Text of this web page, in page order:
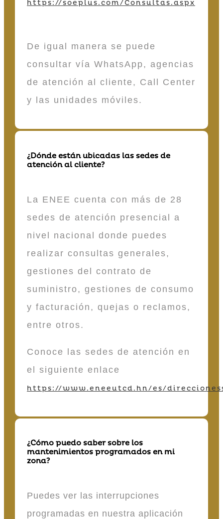
https://soeplus.com/Consultas.aspx
De igual manera se puede
consultar vía WhatsApp, agencias
de atención al cliente, Call Center
y las unidades móviles.
¿Dónde están ubicadas las sedes de
atención al cliente?
La ENEE cuenta con más de 28
sedes de atención presencial a
nivel nacional donde puedes
realizar consultas generales,
gestiones del contrato de
suministro, gestiones de consumo
y facturación, quejas o reclamos,
entre otros.
Conoce las sedes de atención en
el siguiente enlace
https://www.eneeutcd.hn/es/
¿Cómo puedo saber sobre los
mantenimientos programados en mi
zona?
Puedes ver las interrupciones
programadas en nuestra aplicación